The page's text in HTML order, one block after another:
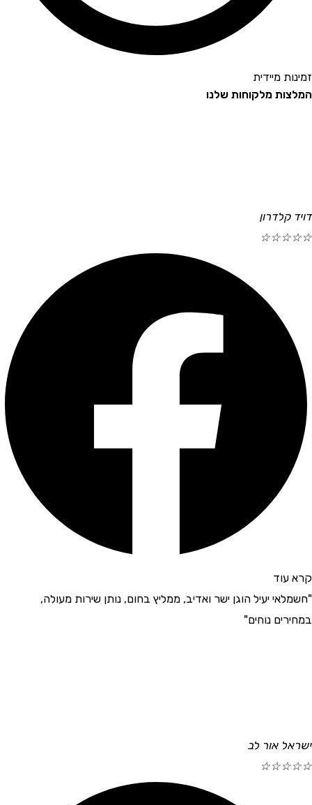
זמינות מיידית
המלצות מלקוחות שלנו
דויד קלדרון
☆
☆
☆
☆
☆
קרא עוד
"חשמלאי יעיל הוגן ישר ואדיב, ממליץ בחום, נותן שירות מעולה,
במחירים נוחים"
ישראל אור לב
☆
☆
☆
☆
☆